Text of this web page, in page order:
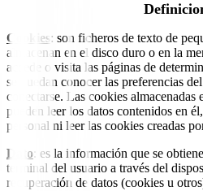
Cookies: son ficheros de texto de
almacenan en el disco duro o en la
accede o visita las páginas de
se puedan conocer las preferencias
conectarse. Las cookies
pueden leer los datos contenidos en
personal ni leer las cookies creadas
Dato : es la información que se
terminal del usuario a través del
recuperación de datos (cookies u